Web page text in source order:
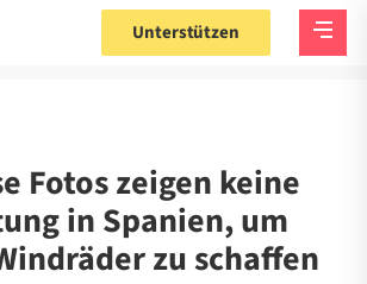
Unterstützen
Fotos zeigen keine
in Spanien, um
zu schaffen